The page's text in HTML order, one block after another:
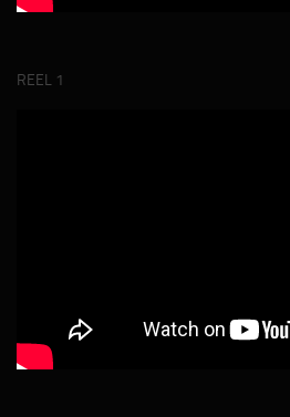
REEL 1